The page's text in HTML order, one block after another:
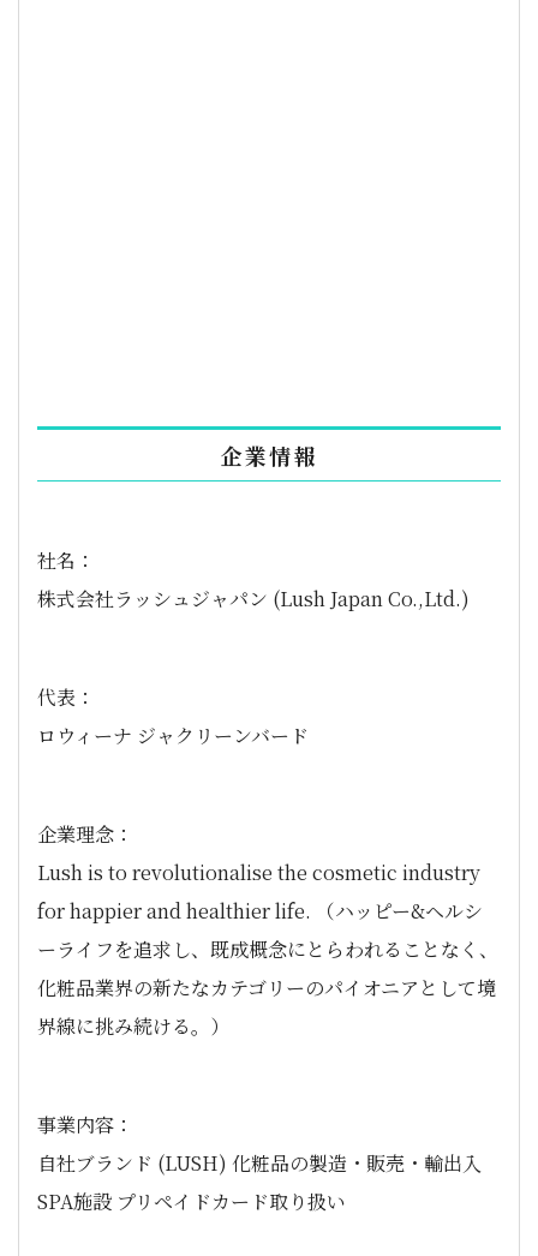
企業情報
社名：
株式会社ラッシュジャパン (Lush Japan Co.,Ltd.)
代表：
ロウィーナ ジャクリーンバード
企業理念：
Lush is to revolutionalise the cosmetic industry
for happier and healthier life. （ハッピー&ヘルシ
ーライフを追求し、既成概念にとらわれることなく、
化粧品業界の新たなカテゴリーのパイオニアとして境
界線に挑み続ける。）
事業内容：
自社ブランド (LUSH) 化粧品の製造・販売・輸出入
SPA施設 プリペイドカード取り扱い